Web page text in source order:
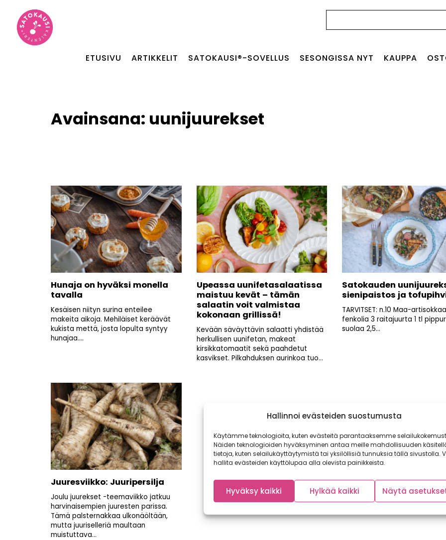
Hallinnoi evästeiden suostumusta
Käytämme teknologioita, kuten evästeitä parantaaksemme
Näiden teknologioiden hyväksyminen antaa meille mahdollisuuden
tietoja, kuten selailukäyttäytymistä tai yksilöllisiä tunnuksia tällä sivustolla.
hallita evästeiden käyttölupaa alla olevista painikkeista.
Hyväksy kaikki Hylkää kaikki Näytä
ETUSIVU ARTIKKELIT SATOKAUSI®-SOVELLUS SESONGISSA NYT KAUPPA
Avainsana: uunijuurekset
Hunaja on hyväksi monella
tavalla
Kesäisen niityn surina enteilee
makeita aikoja. Mehiläiset keräävät
kukista mettä, josta lopulta syntyy
hunajaa....
Upeassa uunifetasalaatissa
maistuu kevät – tämän
salaatin voit valmistaa
kokonaan grillissä!
Kevään säväyttävin salaatti yhdistää
herkullisen uunifetan, makeat
kirsikkatomaatit sekä paahdetut
kasvikset. Pilkahduksen aurinkoa tuo...
Satokauden
sienipaistos ja
TARVITSET: n.10 Maa-
fenkolia 3 raitajuurta 1 tl
suolaa 2,5...
Juuresviikko: Juuripersilja
Joulu juurekset -teemaviikko jatkuu
harvinaisempien juuresten parissa.
Tämä palsternakkaa ulkonäöltään,
mutta juuriselleriä maultaan
muistuttava...